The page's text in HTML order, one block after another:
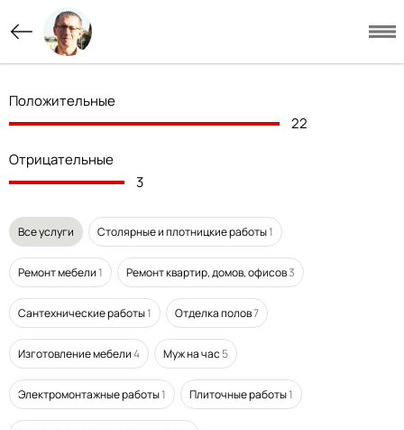
Положительные
22
Отрицательные
3
Все услуги Столярные и плотницкие работы1
Ремонт мебели1 Ремонт квартир, домов, офисов3
Сантехнические работы1 Отделка полов7
Изготовление мебели4 Муж на час 5
Электромонтажные работы1 Плиточные работы1